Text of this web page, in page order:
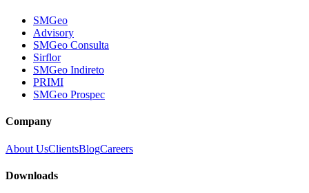
SMGeo
Advisory
SMGeo Consulta
Sirflor
SMGeo Indireto
PRIMI
SMGeo Prospec
Company
About UsClientsBlogCareers
Downloads